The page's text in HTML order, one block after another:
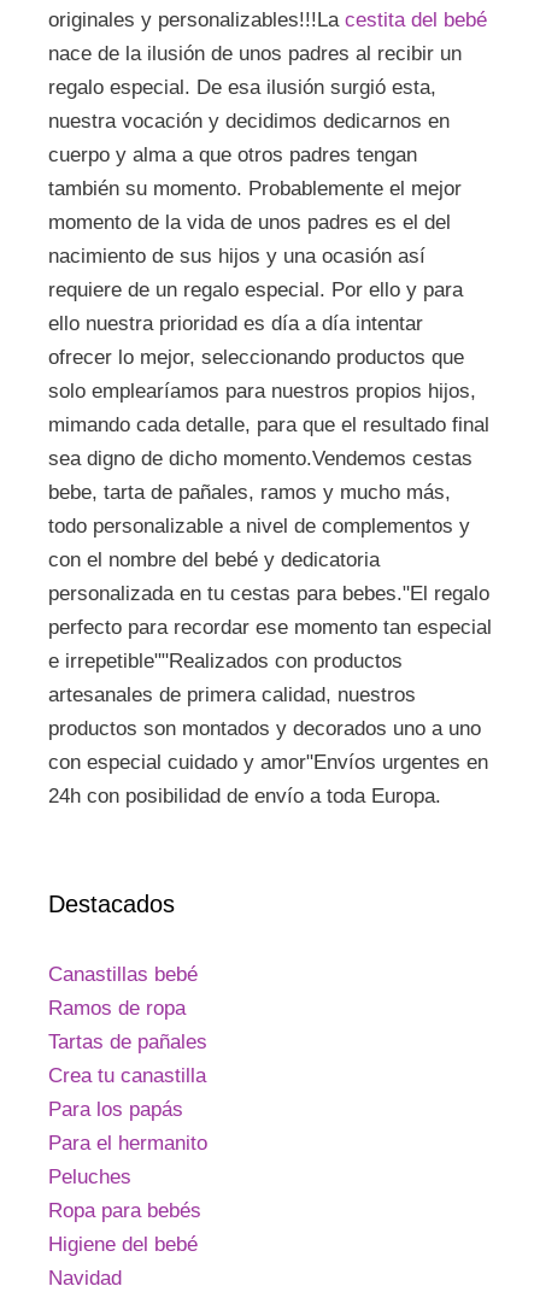
originales y personalizables!!!La cestita del bebé
nace de la ilusión de unos padres al recibir un
regalo especial. De esa ilusión surgió esta,
nuestra vocación y decidimos dedicarnos en
cuerpo y alma a que otros padres tengan
también su momento. Probablemente el mejor
momento de la vida de unos padres es el del
nacimiento de sus hijos y una ocasión así
requiere de un regalo especial. Por ello y para
ello nuestra prioridad es día a día intentar
ofrecer lo mejor, seleccionando productos que
solo emplearíamos para nuestros propios hijos,
mimando cada detalle, para que el resultado final
sea digno de dicho momento.Vendemos cestas
bebe, tarta de pañales, ramos y mucho más,
todo personalizable a nivel de complementos y
con el nombre del bebé y dedicatoria
personalizada en tu cestas para bebes."El regalo
perfecto para recordar ese momento tan especial
e irrepetible""Realizados con productos
artesanales de primera calidad, nuestros
productos son montados y decorados uno a uno
con especial cuidado y amor"Envíos urgentes en
24h con posibilidad de envío a toda Europa.
Destacados
Canastillas bebé
Ramos de ropa
Tartas de pañales
Crea tu canastilla
Para los papás
Para el hermanito
Peluches
Ropa para bebés
Higiene del bebé
Navidad